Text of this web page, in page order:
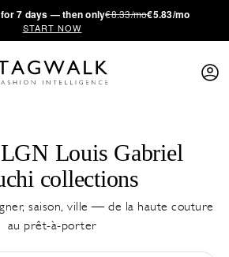
7 days — then only€8.33/mo€5.83/mo
START NOW
Louis Gabriel
collections
saison, ville — de la haute couture
au prêt-à-porter